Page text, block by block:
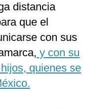
distancia
que el
con sus
y con su
quienes se